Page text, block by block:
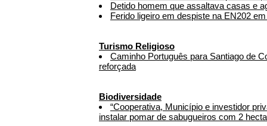
Detido homem que assaltava casas e
Ferido ligeiro em despiste na EN202
Turismo Religioso
Caminho Português para Santiago de
reforçada
Biodiversidade
“Cooperativa, Município e investidor
instalar pomar de sabugueiros com 2